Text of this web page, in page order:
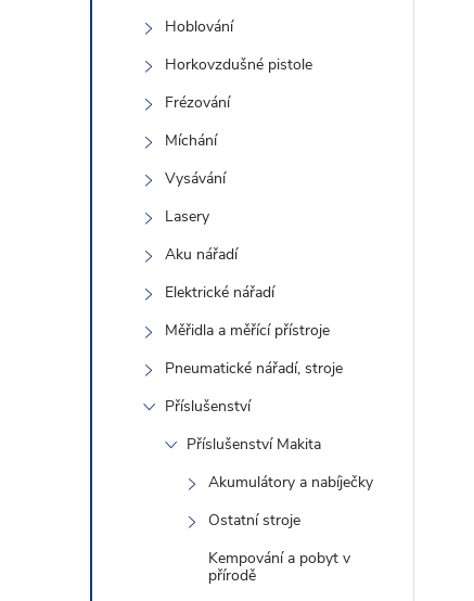
Hoblování
Horkovzdušné pistole
Frézování
Míchání
Vysávání
Lasery
Aku nářadí
Elektrické nářadí
Měřidla a měřící přístroje
Pneumatické nářadí, stroje
Příslušenství
Příslušenství Makita
Akumulátory a nabíječky
Ostatní stroje
Kempování a pobyt v
přírodě